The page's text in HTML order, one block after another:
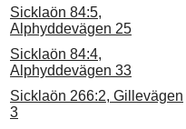
Sicklaön 84:5,
Alphyddevägen 25
Sicklaön 84:4,
Alphyddevägen 33
Sicklaön 266:2, Gillevägen
3